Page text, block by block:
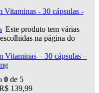
Este produto tem várias
na página do
Vitaminas – 30 cápsulas –
0 de 5
139,99